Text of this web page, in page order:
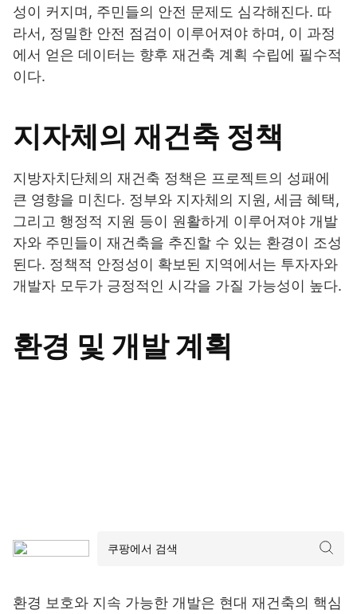
성이 커지며, 주민들의 안전 문제도 심각해진다. 따
라서, 정밀한 안전 점검이 이루어져야 하며, 이 과정
에서 얻은 데이터는 향후 재건축 계획 수립에 필수적
이다.
지자체의 재건축 정책
지방자치단체의 재건축 정책은 프로젝트의 성패에
큰 영향을 미친다. 정부와 지자체의 지원, 세금 혜택,
그리고 행정적 지원 등이 원활하게 이루어져야 개발
자와 주민들이 재건축을 추진할 수 있는 환경이 조성
된다. 정책적 안정성이 확보된 지역에서는 투자자와
개발자 모두가 긍정적인 시각을 가질 가능성이 높다.
환경 및 개발 계획
환경 보호와 지속 가능한 개발은 현대 재건축의 핵심